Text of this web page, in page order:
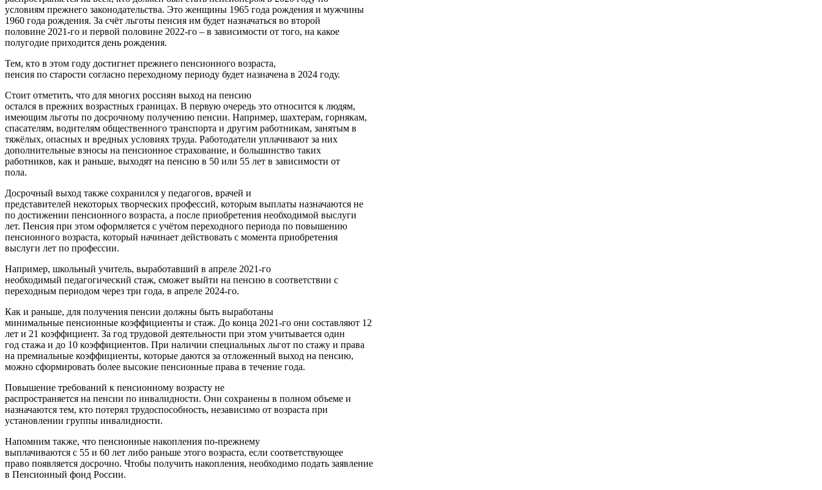
условиям прежнего законодательства. Это женщины 1965 года рождения и мужчины
1960 года рождения. За счёт льготы пенсия им будет назначаться во второй
половине 2021-го и первой половине 2022-го – в зависимости от того, на какое
полугодие приходится день рождения.
Тем, кто в этом году достигнет прежнего пенсионного возраста,
пенсия по старости согласно переходному периоду будет назначена в 2024 году.
Стоит отметить, что для многих россиян выход на пенсию
остался в прежних возрастных границах. В первую очередь это относится к людям,
имеющим льготы по досрочному получению пенсии. Например, шахтерам, горнякам,
спасателям, водителям общественного транспорта и другим работникам, занятым в
тяжёлых, опасных и вредных условиях труда. Работодатели уплачивают за них
дополнительные взносы на пенсионное страхование, и большинство таких
работников, как и раньше, выходят на пенсию в 50 или 55 лет в зависимости от
пола.
Досрочный выход также сохранился у педагогов, врачей и
представителей некоторых творческих профессий, которым выплаты назначаются не
по достижении пенсионного возраста, а после приобретения необходимой выслуги
лет. Пенсия при этом оформляется с учётом переходного периода по повышению
пенсионного возраста, который начинает действовать с момента приобретения
выслуги лет по профессии.
Например, школьный учитель, выработавший в апреле 2021-го
необходимый педагогический стаж, сможет выйти на пенсию в соответствии с
переходным периодом через три года, в апреле 2024-го.
Как и раньше, для получения пенсии должны быть выработаны
минимальные пенсионные коэффициенты и стаж. До конца 2021-го они составляют 12
лет и 21 коэффициент. За год трудовой деятельности при этом учитывается один
год стажа и до 10 коэффициентов. При наличии специальных льгот по стажу и права
на премиальные коэффициенты, которые даются за отложенный выход на пенсию,
можно сформировать более высокие пенсионные права в течение года.
Повышение требований к пенсионному возрасту не
распространяется на пенсии по инвалидности. Они сохранены в полном объеме и
назначаются тем, кто потерял трудоспособность, независимо от возраста при
установлении группы инвалидности.
Напомним также, что пенсионные накопления по-прежнему
выплачиваются с 55 и 60 лет либо раньше этого возраста, если соответствующее
право появляется досрочно. Чтобы получить накопления, необходимо подать заявление
в Пенсионный фонд России.